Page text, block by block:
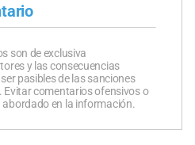
son de exclusiva
y las consecuencias
pasibles de las sanciones
Evitar comentarios ofensivos o
en la información.